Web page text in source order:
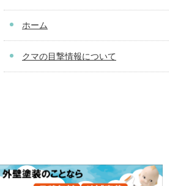
ホーム
クマの目撃情報について